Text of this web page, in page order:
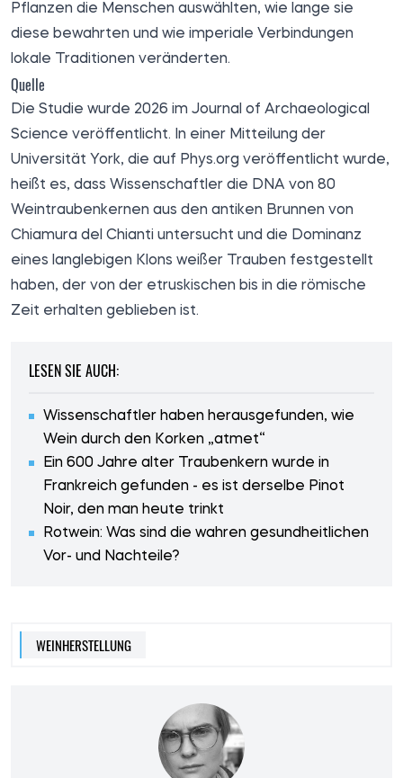
Pflanzen die Menschen auswählten, wie lange sie
diese bewahrten und wie imperiale Verbindungen
lokale Traditionen veränderten.
Quelle
Die Studie wurde 2026 im Journal of Archaeological
Science veröffentlicht. In einer Mitteilung der
Universität York, die auf Phys.org veröffentlicht wurde,
heißt es, dass Wissenschaftler die DNA von 80
Weintraubenkernen aus den antiken Brunnen von
Chiamura del Chianti untersucht und die Dominanz
eines langlebigen Klons weißer Trauben festgestellt
haben, der von der etruskischen bis in die römische
Zeit erhalten geblieben ist.
LESEN SIE AUCH:
Wissenschaftler haben herausgefunden, wie
Wein durch den Korken „atmet“
Ein 600 Jahre alter Traubenkern wurde in
Frankreich gefunden - es ist derselbe Pinot
Noir, den man heute trinkt
Rotwein: Was sind die wahren gesundheitlichen
Vor- und Nachteile?
WEINHERSTELLUNG